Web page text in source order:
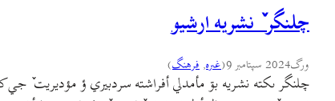
چلنگر ٚ نشريه ارشيو
ورگ2024 سپتامبر 9 (غىره, فرهنگ)